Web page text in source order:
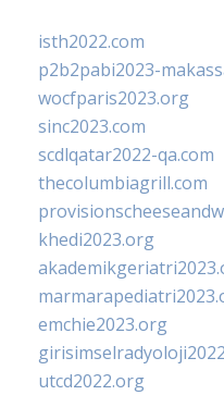
isth2022.com
p2b2pabi2023-
wocfparis2023.org
sinc2023.com
scdlqatar2022-qa.com
thecolumbiagrill.com
khedi2023.org
emchie2023.org
utcd2022.org